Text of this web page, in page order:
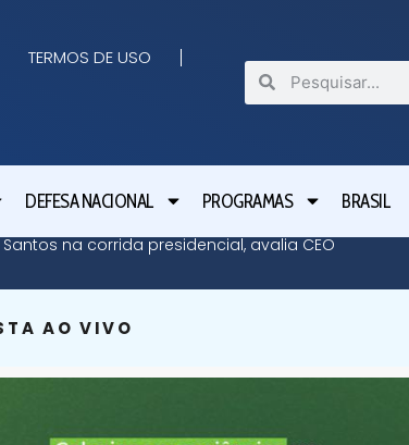
TERMOS DE USO
DEFESA NACIONAL PROGRAMAS BRASIL
na corrida presidencial, avalia CEO
AO VIVO